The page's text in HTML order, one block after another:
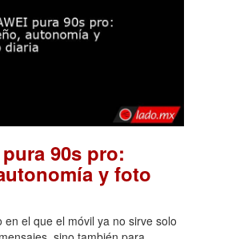
pura 90s pro:
y foto
en el que el móvil ya no sirve solo